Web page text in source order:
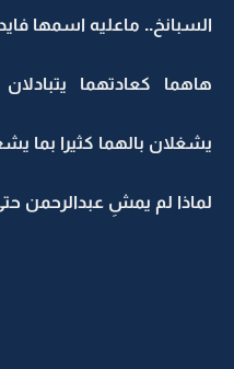
السبانخ.. ماعليه اسمها
هاهما كعادتهما
يشغلان بالهما كثيرا بما
لماذا لم يمشِ عبدالرحمن